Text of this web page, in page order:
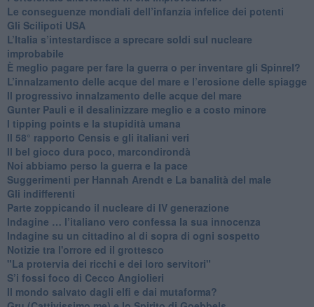
Le conseguenze mondiali dell’infanzia infelice dei potenti
​Gli Scilipoti USA
L’Italia s’intestardisce a sprecare soldi sul nucleare
improbabile
È meglio pagare per fare la guerra o per inventare gli Spinrel?
​L’innalzamento delle acque del mare e l’erosione delle spiagge
​Il progressivo innalzamento delle acque del mare
​Gunter Pauli e il desalinizzare meglio e a costo minore
I tipping points e la stupidità umana
​Il 58° rapporto Censis e gli italiani veri
​Il bel gioco dura poco, marcondirondà
Noi abbiamo perso la guerra e la pace
Suggerimenti per Hannah Arendt e La banalità del male
​Gli indifferenti
Parte zoppicando il nucleare di IV generazione
​Indagine … l’italiano vero confessa la sua innocenza
Indagine su un cittadino al di sopra di ogni sospetto
Notizie tra l'orrore ed il grottesco
"La protervia dei ricchi e dei loro servitori"
S’i fossi foco di Cecco Angiolieri
​Il mondo salvato dagli elfi e dai mutaforma?